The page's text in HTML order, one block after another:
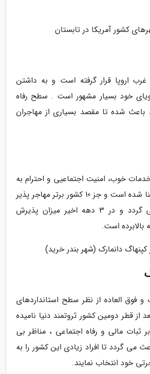
کشور آمریکا در تابستان
اروپا قرار گرفته است و به داشتن
خود بسیار مشهور است . سطح رفاه
باعث شده تا مقصد بسیاری از مهاجران
خوب، امنیت اجتماعیی و احترام به
حقوق شهروندی بنا شده است و جز 10 کشور برتر مهاجر پذیر
دنیا محصوب می گردد و در 3 دهه اخیر میزان پذیرش
بالابرده است.
دانمارک (شهر بندر خرید)
و فوق العاده از نظر سطح استانداردهای
از قطر دومین کشور ثروتمند دنیا نامیده
ثبات مالی و رفاه اجتماعی ، مناظر بی
می گردد تا افراد زیادی این کشور را به
خود انتخاب نمایند.